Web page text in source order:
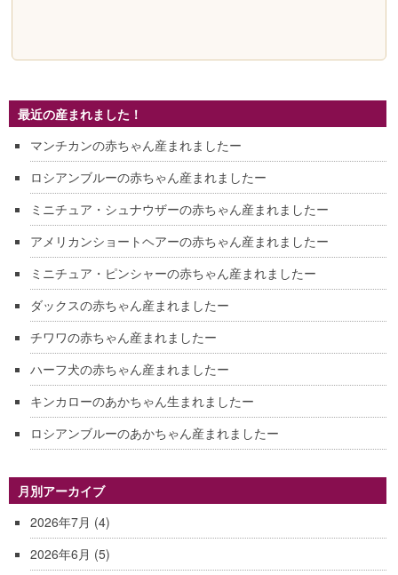
最近の産まれました！
マンチカンの赤ちゃん産まれましたー
ロシアンブルーの赤ちゃん産まれましたー
ミニチュア・シュナウザーの赤ちゃん産まれましたー
アメリカンショートヘアーの赤ちゃん産まれましたー
ミニチュア・ピンシャーの赤ちゃん産まれましたー
ダックスの赤ちゃん産まれましたー
チワワの赤ちゃん産まれましたー
ハーフ犬の赤ちゃん産まれましたー
キンカローのあかちゃん生まれましたー
ロシアンブルーのあかちゃん産まれましたー
月別アーカイブ
2026年7月 (4)
2026年6月 (5)